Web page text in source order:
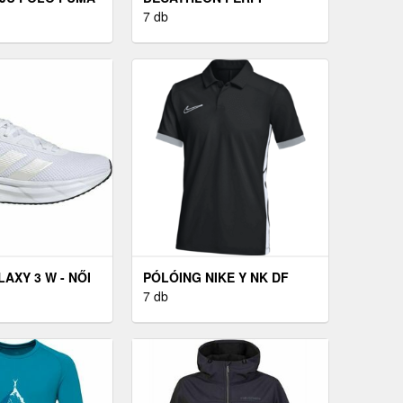
1/4
BOARDSHORT, HOSSZÚ
7 db
3 W - NŐI
PÓLÓING NIKE Y NK DF
ACD25 SS POLO
7 db